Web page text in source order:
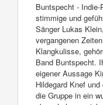
Buntspecht -
stimmige und
Sänger Lukas
vergangenen
Klangkulisse,
Band Buntspecht.
eigener Aussage
Hildegard Knef
die Gruppe in ein